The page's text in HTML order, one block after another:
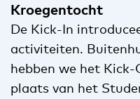
Kroegentocht
De Kick-In
activiteiten.
hebben we het
plaats van het